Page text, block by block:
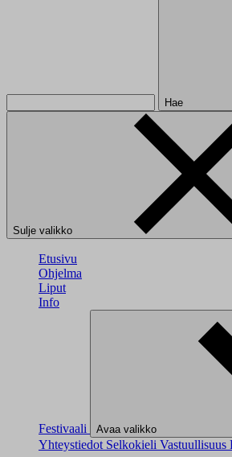
Hae
Sulje valikko
Etusivu
Ohjelma
Liput
Info
Festivaali Avaa valikko
Yhteystiedot Selkokieli Vastuullisuus